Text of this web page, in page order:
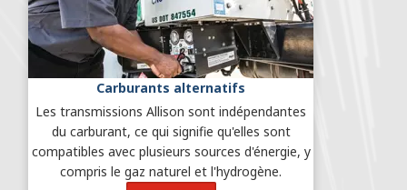
Carburants alternatifs
Les transmissions Allison sont indépendantes
du carburant, ce qui signifie qu'elles sont
compatibles avec plusieurs sources d'énergie, y
compris le gaz naturel et l'hydrogène.